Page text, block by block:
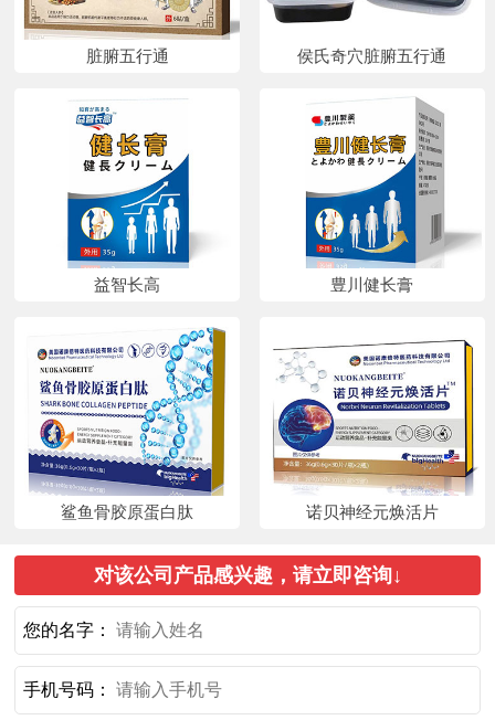
脏腑五行通 侯氏奇穴脏腑五行通
益智长高 豊川健长膏
鲨鱼骨胶原蛋白肽 诺贝神经元焕活片
对该公司产品感兴趣，请立即咨询↓
您的名字：
手机号码：